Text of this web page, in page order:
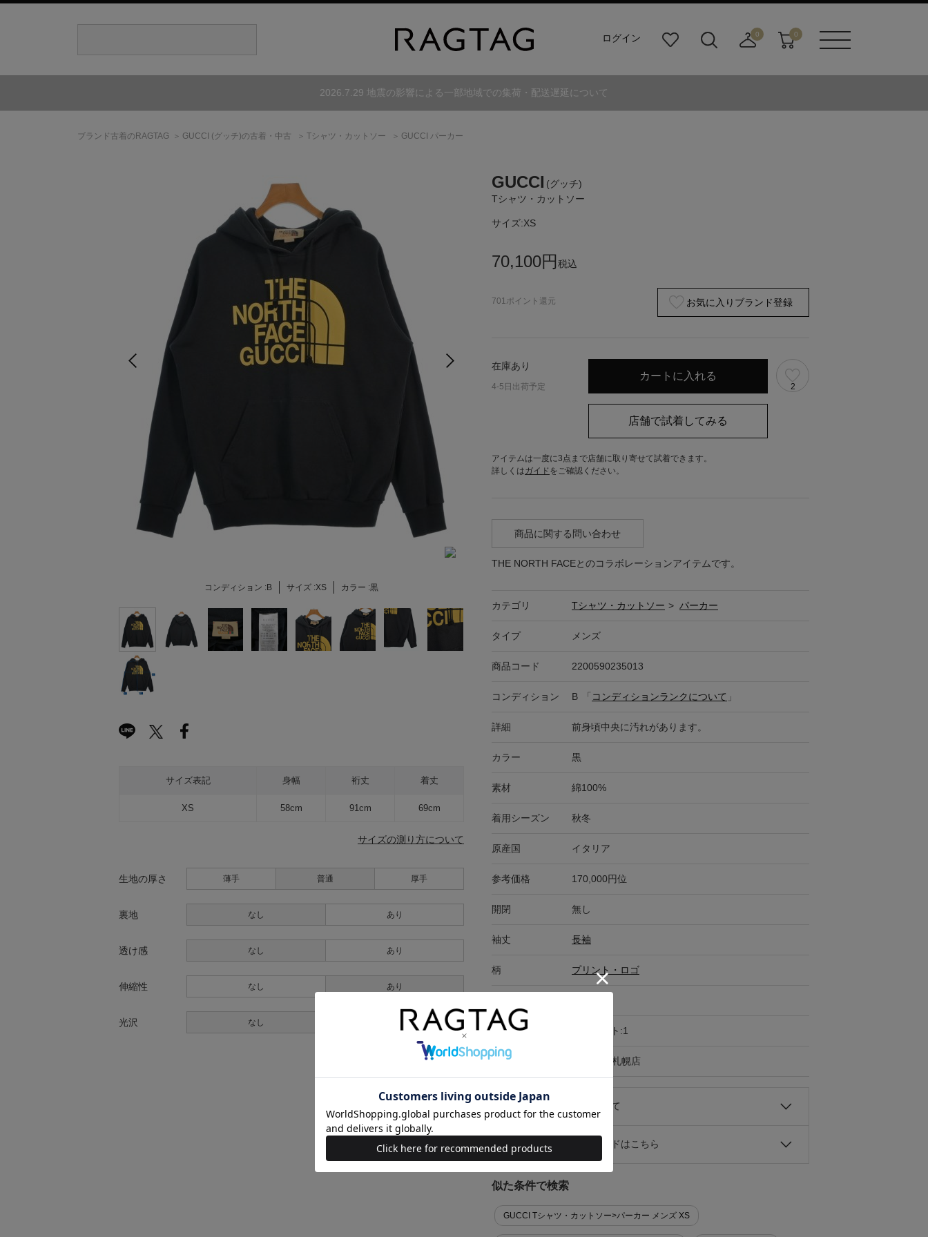
ログイン
り
ダ
0
寄
0
2026.7.29 地震の影響による一部地域での集荷・配送遅延について
ブランド古着のRAGTAG GUCCI (グッチ)の古着・中古 Tシャツ・カットソー GUCCI パーカー
コンディション :B サイズ :XS カラー :黒
サイズ表記 身幅 裄丈 着丈
XS 58cm 91cm 69cm
サイズの測り方について
生地の厚さ 薄手 普通 厚手
裏地 なし あり
透け感 なし あり
伸縮性 なし あり
光沢 なし
GUCCI (グッチ)
Tシャツ・カットソー
サイズ:XS
70,100円 税込
701ポイント還元 お気に入りブランド登録
在庫あり
4-5日出荷予定 2
アイテムは一度に3点まで店舗に取り寄せて試着できます。
詳しくはガイド をご確認ください。
商品に関する問い合わせ
THE NORTH FACEとのコラボレーションアイテムです。
カテゴリ Tシャツ・カットソー > パーカー
タイプ メンズ
商品コード 2200590235013
コンディション B 「 コンディションランクについて 」
詳細 前身頃中央に汚れがあります。
カラー 黒
素材 綿100%
着用シーズン 秋冬
原産国 イタリア
参考価格 170,000円位
開閉 無し
袖丈 長袖
柄 プリント・ロゴ
ポケット 外ポケット:1
在庫店舗 RAGTAG札幌店
キャンセル・返品について
お買い物時のご利用ガイドはこちら
似た条件で検索
GUCCI Tシャツ・カットソー>パーカー メンズ XS